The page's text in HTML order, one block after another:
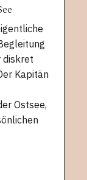
diskret
Kapitän
Ostsee,